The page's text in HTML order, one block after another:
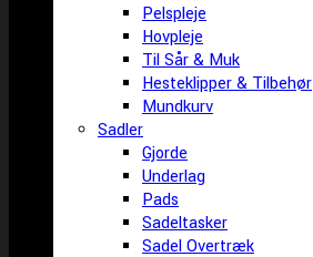
Pelspleje
Hovpleje
Til Sår & Muk
Hesteklipper & Tilbehør
Mundkurv
Sadler
Gjorde
Underlag
Pads
Sadeltasker
Sadel Overtræk